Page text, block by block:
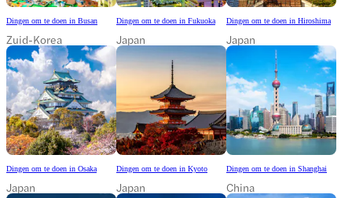
Dingen om te doen in Busan
Zuid-Korea
Dingen om te doen in Fukuoka
Japan
Dingen om te doen in Hiroshima
Japan
Dingen om te doen in Osaka
Japan
Dingen om te doen in Kyoto
Japan
Dingen om te doen in Shanghai
China